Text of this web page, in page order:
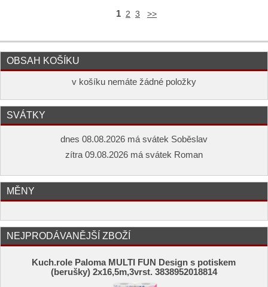
1 2 3 >>
OBSAH KOŠÍKU
v košíku nemáte žádné položky
SVÁTKY
dnes 08.08.2026 má svátek Soběslav
zítra 09.08.2026 má svátek Roman
MĚNY
NEJPRODÁVANĚJŠÍ ZBOŽÍ
Kuch.role Paloma MULTI FUN Design s potiskem
(berušky) 2x16,5m,3vrst. 3838952018814